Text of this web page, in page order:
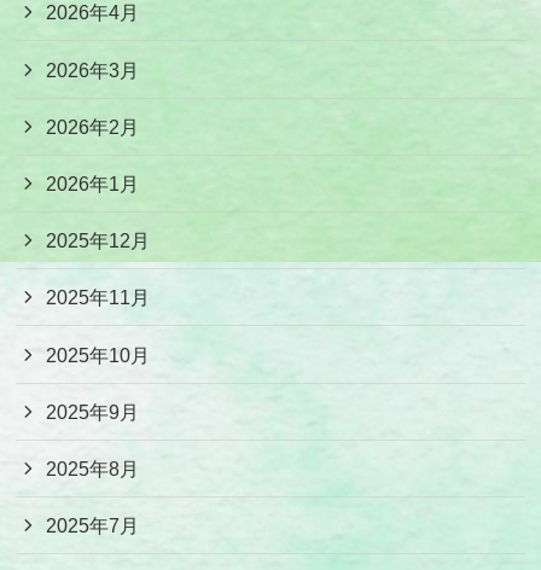
2026年4月
2026年3月
2026年2月
2026年1月
2025年12月
2025年11月
2025年10月
2025年9月
2025年8月
2025年7月